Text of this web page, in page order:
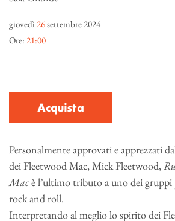
giovedì 26settembre 2024
Ore: 21:00
Acquista
Personalmente approvati e apprezzati
dei Fleetwood Mac, Mick Fleetwood,
Macè l’ultimo tributo a uno dei
rock and roll.
Interpretando al meglio lo spirito dei